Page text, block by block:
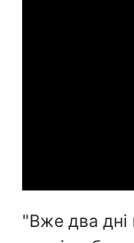
"Вже два дні